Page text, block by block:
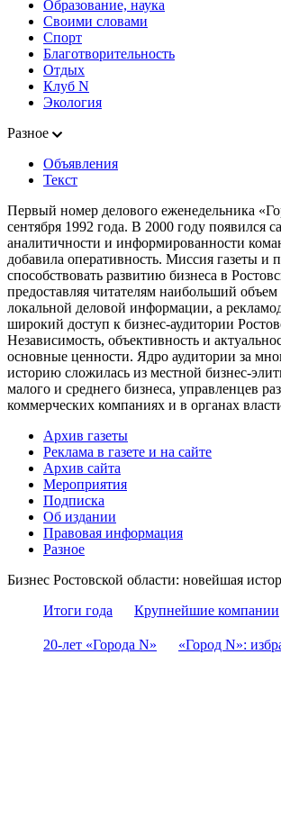
Образование, наука
Своими словами
Спорт
Благотворительность
Отдых
Клуб N
Экология
Разное
Объявления
Текст
Первый номер делового еженедельника
сентября 1992 года. В 2000 году появился
аналитичности и информированности
добавила оперативность. Миссия газеты и
способствовать развитию бизнеса в
предоставляя читателям наибольший объем
локальной деловой информации, а
широкий доступ к бизнес-аудитории
Независимость, объективность и
основные ценности. Ядро аудитории за
историю сложилась из местной бизнес-
малого и среднего бизнеса, управленцев
коммерческих компаниях и в органах
Архив газеты
Реклама в газете и на сайте
Архив сайта
Мероприятия
Подписка
Об издании
Правовая информация
Разное
Бизнес Ростовской области: новейшая
Итоги года
Крупнейшие компании
20-лет «Города N» «Город N»: